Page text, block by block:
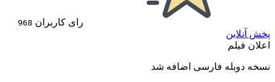
رای کاربران 968
پخش آنلاین
اعلان فیلم
نسخه دوبله فارسی اضافه شد